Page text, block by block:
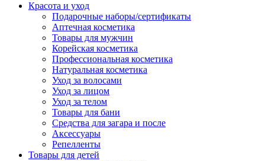
Красота и уход
Подарочные наборы/сертификаты
Аптечная косметика
Товары для мужчин
Корейская косметика
Профессиональная косметика
Натуральная косметика
Уход за волосами
Уход за лицом
Уход за телом
Товары для бани
Средства для загара и после
Аксессуары
Репелленты
Товары для детей